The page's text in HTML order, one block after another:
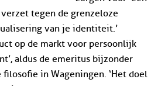
tegen de grenzeloze
van je identiteit.’
op de markt voor persoonlijk
aldus de emeritus bijzonder
in Wageningen. ‘Het doel